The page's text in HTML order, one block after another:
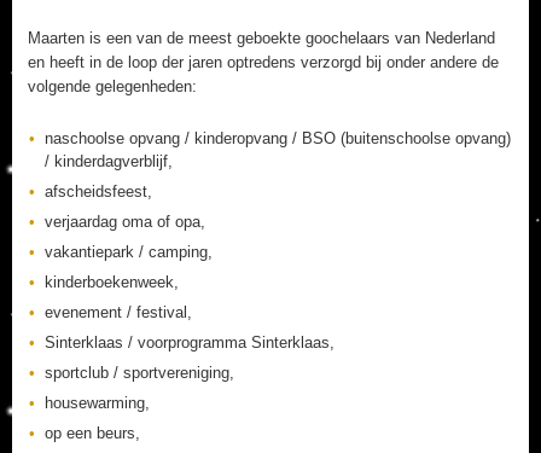
Maarten is een van de meest geboekte goochelaars van Nederland
en heeft in de loop der jaren optredens verzorgd bij onder andere de
volgende gelegenheden:
naschoolse opvang / kinderopvang / BSO (buitenschoolse opvang)
/ kinderdagverblijf,
afscheidsfeest,
verjaardag oma of opa,
vakantiepark / camping,
kinderboekenweek,
evenement / festival,
Sinterklaas / voorprogramma Sinterklaas,
sportclub / sportvereniging,
housewarming,
op een beurs,